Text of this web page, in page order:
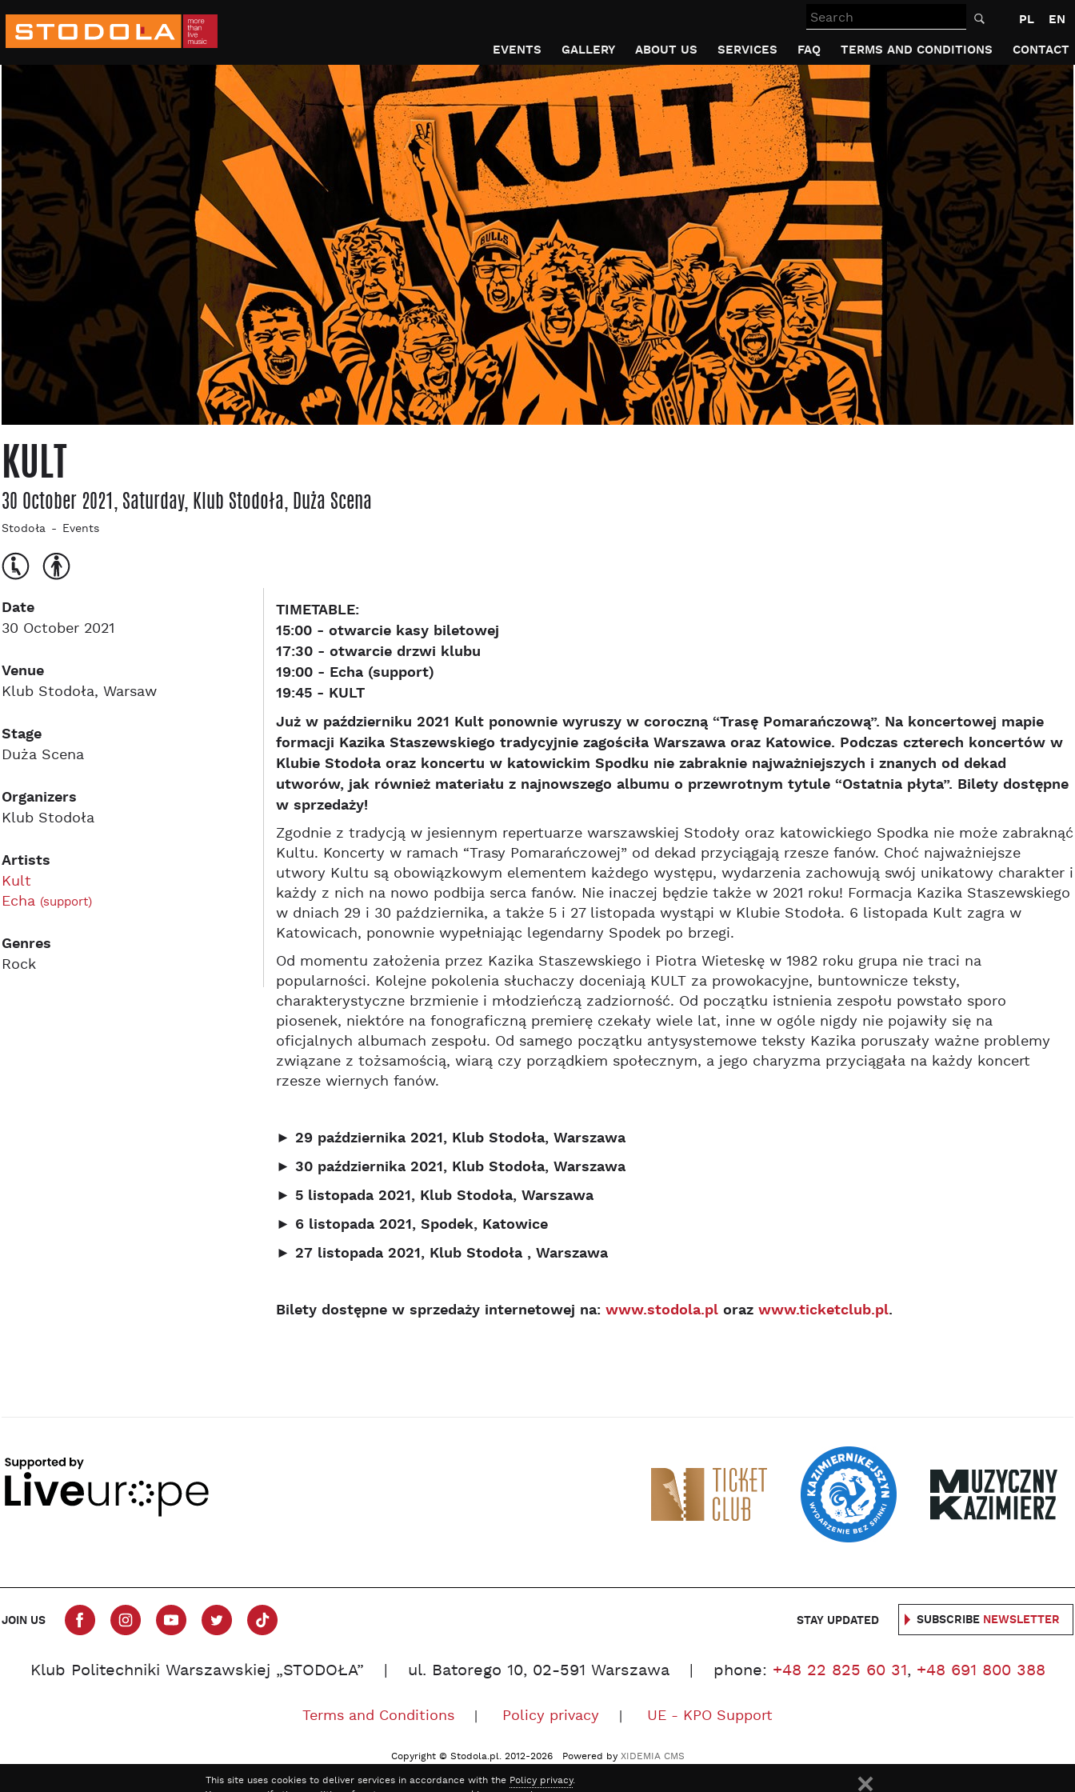
Search PL
EN
EVENTS
GALLERY ABOUT US SERVICES FAQ TERMS AND CONDITIONS CONTACT
KULT
30 October 2021, Saturday, Klub Stodoła, Duża Scena
Stodoła Events
Date
30 October 2021
Venue
Klub Stodoła, Warsaw
Stage
Duża Scena
Organizers
Klub Stodoła
Artists
Kult
Echa (support)
Genres
Rock
TIMETABLE:
15:00 - otwarcie kasy biletowej
17:30 - otwarcie drzwi klubu
19:00 - Echa (support)
19:45 - KULT
Już w październiku 2021 Kult ponownie wyruszy w coroczną “Trasę Pomarańczową”. Na koncertowej mapie
formacji Kazika Staszewskiego tradycyjnie zagościła Warszawa oraz Katowice. Podczas czterech koncertów w
Klubie Stodoła oraz koncertu w katowickim Spodku nie zabraknie najważniejszych i znanych od dekad
utworów, jak również materiału z najnowszego albumu o przewrotnym tytule “Ostatnia płyta”. Bilety dostępne
w sprzedaży!
Zgodnie z tradycją w jesiennym repertuarze warszawskiej Stodoły oraz katowickiego Spodka nie może zabraknąć
Kultu. Koncerty w ramach “Trasy Pomarańczowej” od dekad przyciągają rzesze fanów. Choć najważniejsze
utwory Kultu są obowiązkowym elementem każdego występu, wydarzenia zachowują swój unikatowy charakter i
każdy z nich na nowo podbija serca fanów. Nie inaczej będzie także w 2021 roku! Formacja Kazika Staszewskiego
w dniach 29 i 30 października, a także 5 i 27 listopada wystąpi w Klubie Stodoła. 6 listopada Kult zagra w
Katowicach, ponownie wypełniając legendarny Spodek po brzegi.
Od momentu założenia przez Kazika Staszewskiego i Piotra Wieteskę w 1982 roku grupa nie traci na
popularności. Kolejne pokolenia słuchaczy doceniają KULT za prowokacyjne, buntownicze teksty,
charakterystyczne brzmienie i młodzieńczą zadziorność. Od początku istnienia zespołu powstało sporo
piosenek, niektóre na fonograficzną premierę czekały wiele lat, inne w ogóle nigdy nie pojawiły się na
oficjalnych albumach zespołu. Od samego początku antysystemowe teksty Kazika poruszały ważne problemy
związane z tożsamością, wiarą czy porządkiem społecznym, a jego charyzma przyciągała na każdy koncert
rzesze wiernych fanów.
► 29 października 2021, Klub Stodoła, Warszawa
► 30 października 2021, Klub Stodoła, Warszawa
► 5 listopada 2021, Klub Stodoła, Warszawa
► 6 listopada 2021, Spodek, Katowice
► 27 listopada 2021, Klub Stodoła , Warszawa
Bilety dostępne w sprzedaży internetowej na: www.stodola.ploraz www.ticketclub.pl.
JOIN US STAY UPDATED SUBSCRIBE NEWSLETTER
Klub Politechniki Warszawskiej „STODOŁA” ul. Batorego 10, 02-591 Warszawa phone: +48 22 825 60 31, +48 691 800 388
Terms and Conditions Policy privacy UE - KPO Support
Copyright © Stodola.pl. 2012-2026 Powered by XIDEMIA CMS
This site uses cookies to deliver services in accordance with the Policy privacy.